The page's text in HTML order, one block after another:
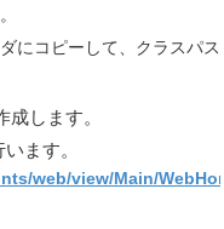
にコピーして、クラスパス
します。
ます。
web/view/Main/